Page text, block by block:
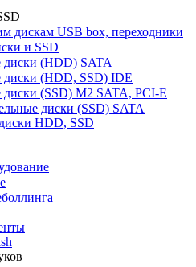
дискам USB box, переходники
и SSD
диски (HDD) SATA
диски (HDD, SSD) IDE
(SSD) M2 SATA, PCI-E
диски (SSD) SATA
HDD, SSD